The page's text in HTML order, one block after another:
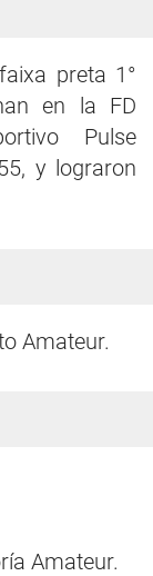
preta 1°
en la FD
Pulse
y lograron
Amateur.
Amateur.